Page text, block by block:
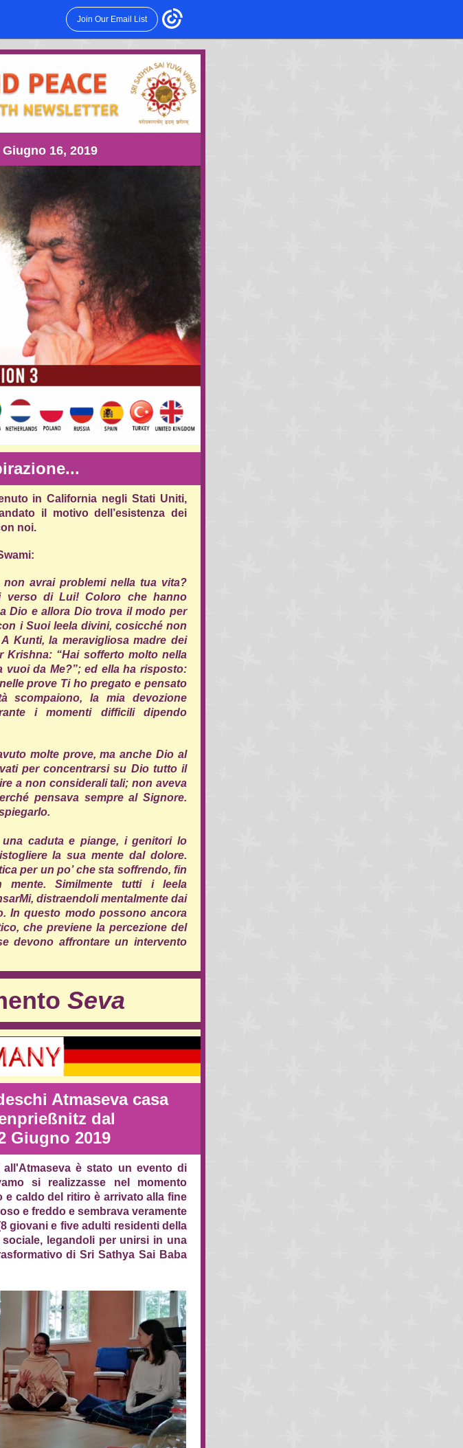
Join Our Email List
16, 2019
in California negli Stati Uniti,
il motivo dell’esistenza dei
noi.
avrai problemi nella tua vita?
verso di Lui! Coloro che hanno
Dio e allora Dio trova il modo per
i Suoi leela divini, cosicché non
Kunti, la meravigliosa madre dei
Krishna: “Hai sofferto molto nella
da Me?”; ed ella ha risposto:
prove Ti ho pregato e pensato
scompaiono, la mia devozione
i momenti difficili dipendo
molte prove, ma anche Dio al
per concentrarsi su Dio tutto il
a non considerali tali; non aveva
pensava sempre al Signore.
caduta e piange, i genitori lo
la sua mente dal dolore.
per un po’ che sta soffrendo, fin
Similmente tutti i leela
distraendoli mentalmente dai
In questo modo possono ancora
che previene la percezione del
devono affrontare un intervento
Seva
Atmaseva casa
dal
Giugno 2019
è stato un evento di
si realizzasse nel momento
e caldo del ritiro è arrivato alla fine
e freddo e sembrava veramente
giovani e five adulti residenti della
legandoli per unirsi in una
di Sri Sathya Sai Baba